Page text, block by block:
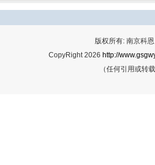
版权所有: 南京科
CopyRight 2026 http://
（任何引用或转